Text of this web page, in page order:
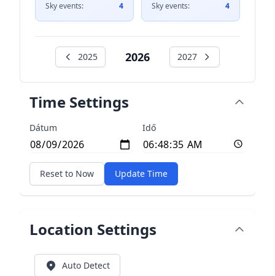
Sky events: 4 Sky events: 4
2025 2026 2027
Time Settings
Dátum Idő
Reset to Now Update Time
Location Settings
Auto Detect